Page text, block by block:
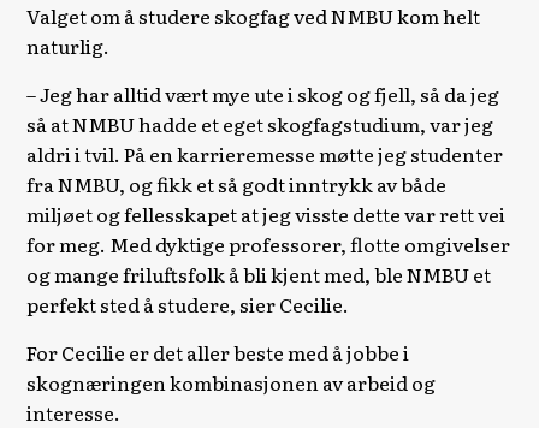
Valget om å studere skogfag ved NMBU kom helt
naturlig.
– Jeg har alltid vært mye ute i skog og fjell, så da jeg
så at NMBU hadde et eget skogfagstudium, var jeg
aldri i tvil. På en karrieremesse møtte jeg studenter
fra NMBU, og fikk et så godt inntrykk av både
miljøet og fellesskapet at jeg visste dette var rett vei
for meg. Med dyktige professorer, flotte omgivelser
og mange friluftsfolk å bli kjent med, ble NMBU et
perfekt sted å studere, sier Cecilie.
For Cecilie er det aller beste med å jobbe i
skognæringen kombinasjonen av arbeid og
interesse.